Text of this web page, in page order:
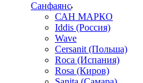
Санфаянс
САН МАРКО
Iddis (Россия)
Wave
Cersanit (Польша)
Roca (Испания)
Rosa (Киров)